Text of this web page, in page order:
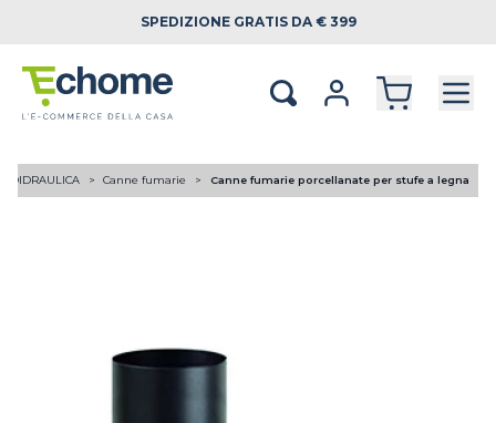
SPEDIZIONE GRATIS DA € 399
Canne fumarie Canne fumarie porcellanate per stufe a legna